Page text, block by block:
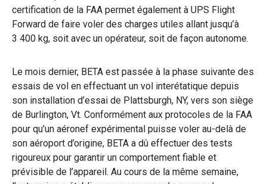
certification de la FAA permet également à UPS Flight
Forward de faire voler des charges utiles allant jusqu’à
3 400 kg, soit avec un opérateur, soit de façon autonome.
Le mois dernier, BETA est passée à la phase suivante des
essais de vol en effectuant un vol interétatique depuis
son installation d’essai de Plattsburgh, NY, vers son siège
de Burlington, Vt. Conformément aux protocoles de la FAA
pour qu’un aéronef expérimental puisse voler au-delà de
son aéroport d’origine, BETA a dû effectuer des tests
rigoureux pour garantir un comportement fiable et
prévisible de l’appareil. Au cours de la même semaine,